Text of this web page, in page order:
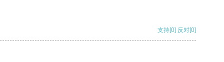
支持[0] 反对[0]